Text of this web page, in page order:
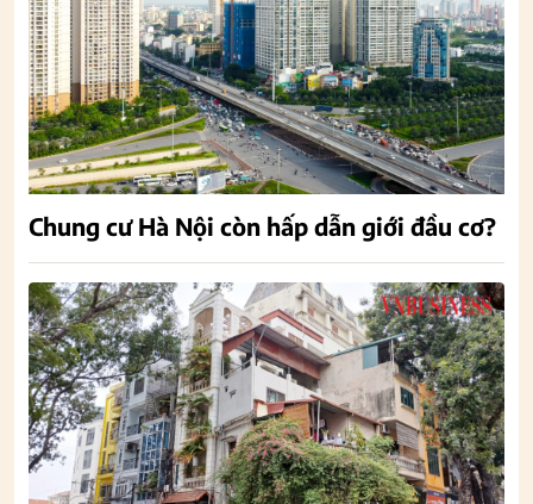
Chung cư Hà Nội còn hấp dẫn giới đầu cơ?